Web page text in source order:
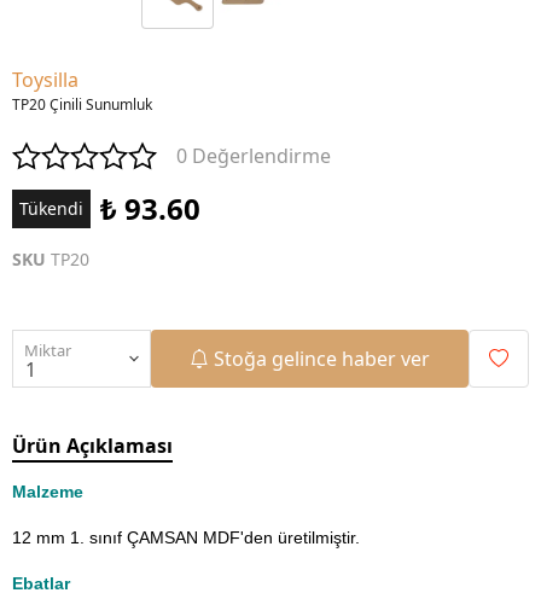
Toysilla
TP20 Çinili Sunumluk
0 Değerlendirme
Tükendi ₺ 93.60
SKU TP20
Miktar Stoğa gelince haber ver
Ürün Açıklaması
Malzeme
12 mm 1. sınıf ÇAMSAN MDF'den üretilmiştir.
Ebatlar